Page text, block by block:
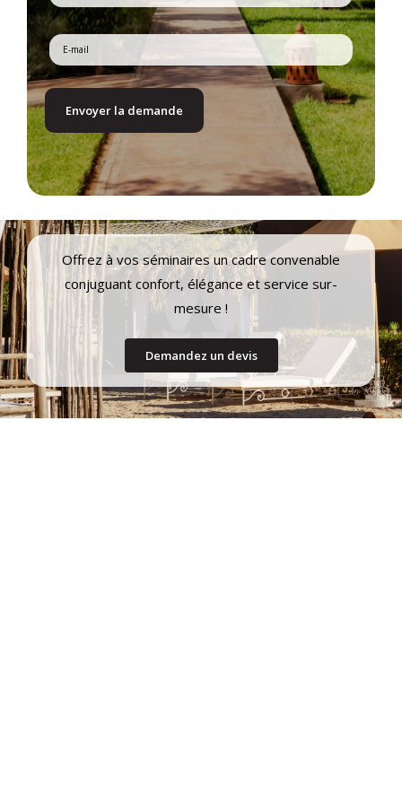
Offrez à vos séminaires un cadre convenable
conjuguant confort, élégance et service sur-
mesure !
Demandez un devis